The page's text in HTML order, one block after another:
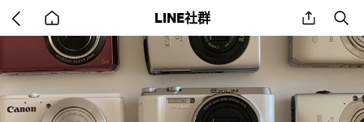
back
to
home
LINE社群 share